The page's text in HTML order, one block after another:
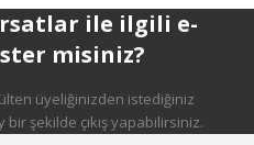
ile ilgili e-
misiniz?
üyeliğinizden istediğiniz
şekilde çıkış yapabilirsiniz.